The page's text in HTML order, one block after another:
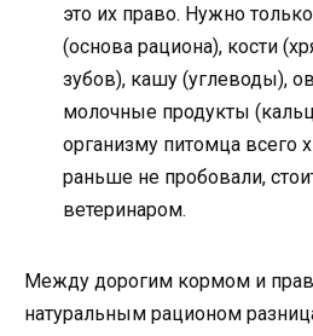
это их право. Нужно
(основа рациона), кости
зубов), кашу (углеводы),
молочные продукты
организму питомца всего
раньше не пробовали,
ветеринаром.
Между дорогим кормом и
натуральным рационом